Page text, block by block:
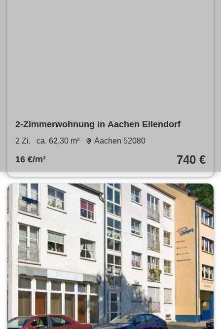
2-Zimmerwohnung in Aachen Eilendorf
2 Zi. ca. 62,30 m² Aachen 52080
16 €/m² 740 €